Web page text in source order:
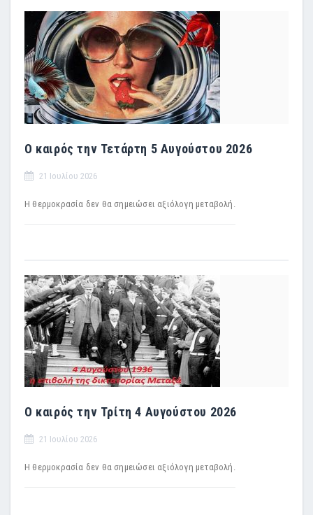
Ο καιρός την Τετάρτη 5 Αυγούστου 2026
21 Ιουλίου 2026
Η θερμοκρασία δεν θα σημειώσει αξιόλογη μεταβολή.
Ο καιρός την Τρίτη 4 Αυγούστου 2026
21 Ιουλίου 2026
Η θερμοκρασία δεν θα σημειώσει αξιόλογη μεταβολή.